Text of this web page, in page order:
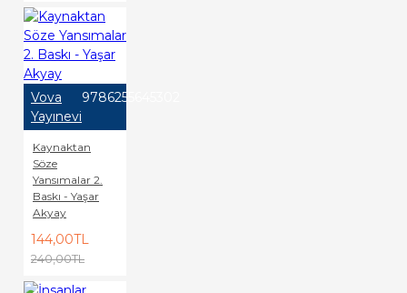
Vova
Yayınevi
9786255645302
Kaynaktan
Söze
Yansımalar 2.
Baskı - Yaşar
Akyay
144,00TL
240,00TL